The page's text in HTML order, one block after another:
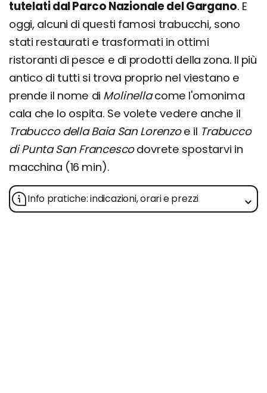
tutelati dal Parco Nazionale del Gargano. E
oggi, alcuni di questi famosi trabucchi, sono
stati restaurati e trasformati in ottimi
ristoranti di pesce e di prodotti della zona. Il più
antico di tutti si trova proprio nel viestano e
prende il nome di Molinellacome l'omonima
cala che lo ospita. Se volete vedere anche il
Trabucco della Baia San Lorenzoe il Trabucco
di Punta San Francescodovrete spostarvi in
macchina (16 min).
Info pratiche: indicazioni, orari e prezzi